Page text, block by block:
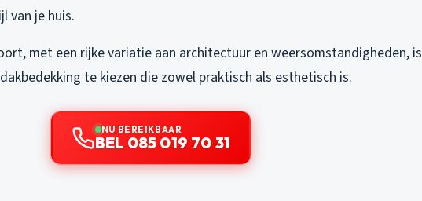
van je huis.
met een rijke variatie aan architectuur en weersomstandigheden, is
te kiezen die zowel praktisch als esthetisch is.
NU BEREIKBAAR
BEL 085 019 70 31